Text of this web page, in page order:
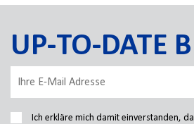
UP-TO-DATE
Ich erkläre mich damit einverstanden,